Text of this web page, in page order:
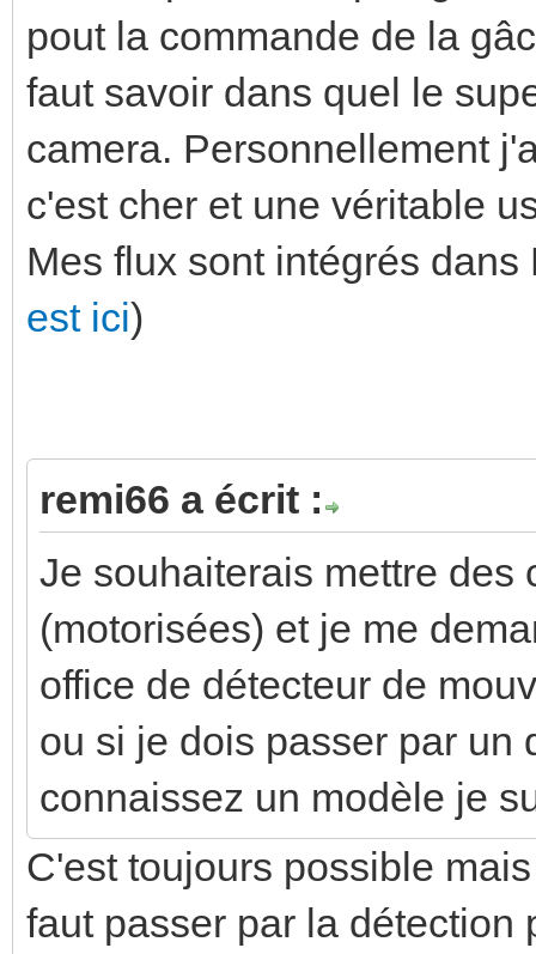
pout la commande de la
faut savoir dans quel le
camera. Personnellement
c'est cher et une véritable
Mes flux sont intégrés
est ici)
remi66 a écrit :
Je souhaiterais mettre des
(motorisées) et je me
office de détecteur de
ou si je dois passer par un
connaissez un modèle je
C'est toujours possible
faut passer par la détection